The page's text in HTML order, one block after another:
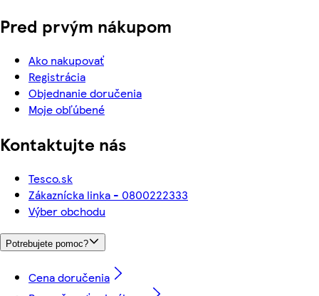
Pred prvým nákupom
Ako nakupovať
Registrácia
Objednanie doručenia
Moje obľúbené
Kontaktujte nás
Tesco.sk
Zákaznícka linka - 0800222333
Výber obchodu
Potrebujete pomoc?
Cena doručenia